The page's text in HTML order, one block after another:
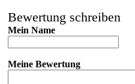
Bewertung schreiben
Mein Name
Meine Bewertung